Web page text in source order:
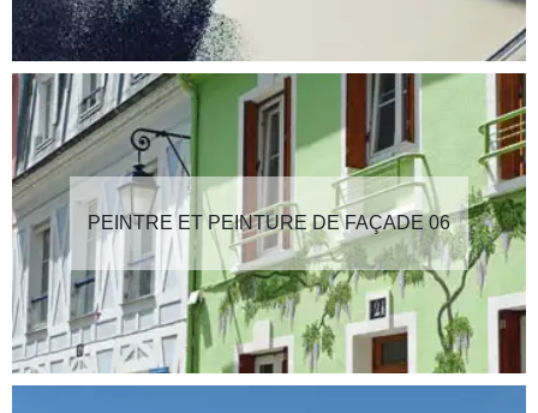
PEINTRE ET PEINTURE DE FAÇADE 06